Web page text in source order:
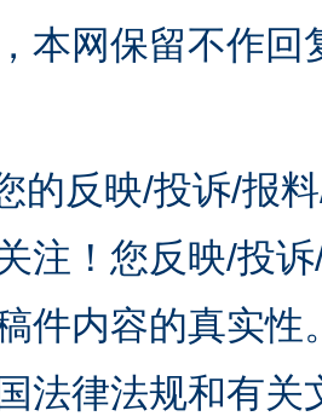
本网保留不作
的反映/投诉/报
注！您反映/投
件内容的真实
法律法规和有关